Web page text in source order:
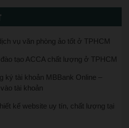
vụ văn phòng ảo tốt ở TPHCM
tạo ACCA chất lượng ở TPHCM
ký tài khoản MBBank Online –
tài khoản
kế website uy tín, chất lượng tại